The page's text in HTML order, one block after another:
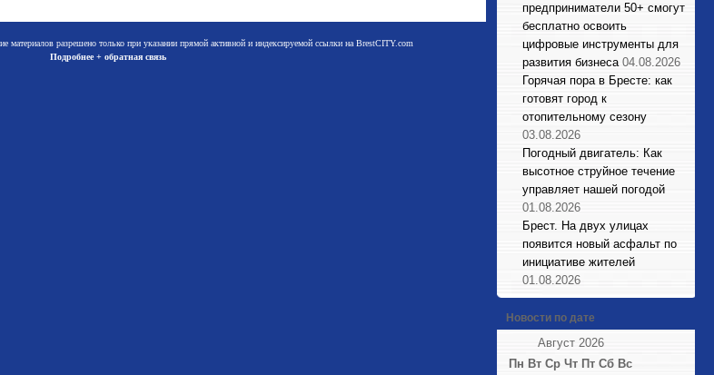
разрешено только при указании прямой активной и индексируемой ссылки на BrestCITY.com
Подробнее + обратная связь
предприниматели 50+ смогут
бесплатно освоить
цифровые инструменты для
развития бизнеса 04.08.2026
Горячая пора в Бресте: как
готовят город к
отопительному сезону
03.08.2026
Погодный двигатель: Как
высотное струйное течение
управляет нашей погодой
01.08.2026
Брест. На двух улицах
появится новый асфальт по
инициативе жителей
01.08.2026
Новости по дате
Август 2026
Пн Вт Ср Чт Пт Сб Вс